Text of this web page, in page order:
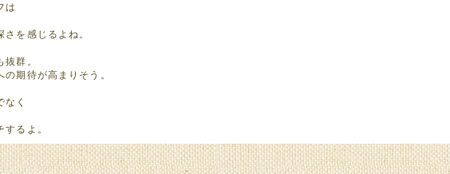
は
を感じるよね。
群。
期待が高まりそう。
く
るよ。